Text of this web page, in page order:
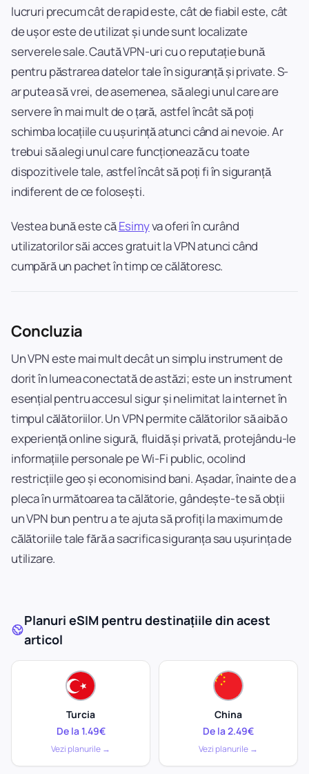
lucruri precum cât de rapid este, cât de fiabil este, cât
de ușor este de utilizat și unde sunt localizate
serverele sale. Caută VPN-uri cu o reputație bună
pentru păstrarea datelor tale în siguranță și private. S-
ar putea să vrei, de asemenea, să alegi unul care are
servere în mai mult de o țară, astfel încât să poți
schimba locațiile cu ușurință atunci când ai nevoie. Ar
trebui să alegi unul care funcționează cu toate
dispozitivele tale, astfel încât să poți fi în siguranță
indiferent de ce folosești.
Vestea bună este căEsimyva oferi în curând
utilizatorilor săi acces gratuit la VPN atunci când
cumpără un pachet în timp ce călătoresc.
Concluzia
Un VPN este mai mult decât un simplu instrument de
dorit în lumea conectată de astăzi; este un instrument
esențial pentru accesul sigur și nelimitat la internet în
timpul călătoriilor. Un VPN permite călătorilor să aibă o
experiență online sigură, fluidă și privată, protejându-le
informațiile personale pe Wi-Fi public, ocolind
restricțiile geo și economisind bani. Așadar, înainte de a
pleca în următoarea ta călătorie, gândește-te să obții
un VPN bun pentru a te ajuta să profiți la maximum de
călătoriile tale fără a sacrifica siguranța sau ușurința de
utilizare.
Planuri eSIM pentru destinațiile din acest
articol
Turcia
De la 1.49€
Vezi planurile →
China
De la 2.49€
Vezi planurile →